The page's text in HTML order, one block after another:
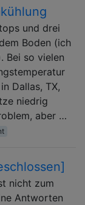
und drei
Boden (ich
Bei so vielen
Dallas, TX,
niedrig
aber …
nicht zum
Antworten